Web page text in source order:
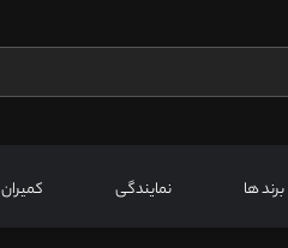
برند ها نمایندگی کمیران